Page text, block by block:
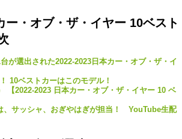
ー・オブ・ザ・イヤー 10ベスト
が選出された2022-2023日本カー・オブ・ザ・イ
10ベストカーはこのモデル！
【2022-2023 日本カー・オブ・ザ・イヤー 10 ベ
、サッシャ、おぎやはぎが担当！ YouTube生配